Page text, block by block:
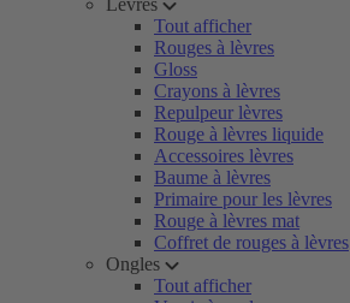
Lèvres
Tout afficher
Rouges à lèvres
Gloss
Crayons à lèvres
Repulpeur lèvres
Rouge à lèvres liquide
Accessoires lèvres
Baume à lèvres
Primaire pour les lèvres
Rouge à lèvres mat
Coffret de rouges à lèvres
Ongles
Tout afficher